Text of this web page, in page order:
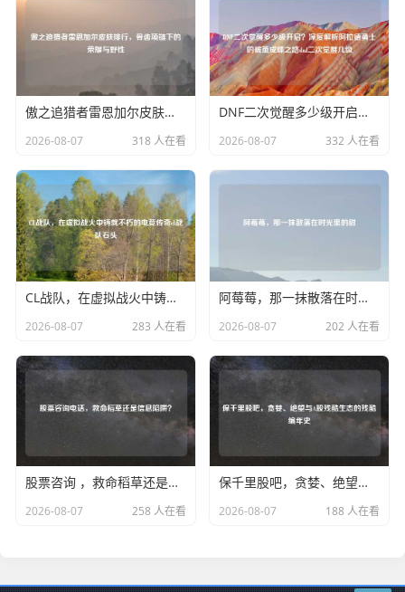
傲之追猎者雷恩加尔皮肤排行，骨齿项链下的荣耀与野性
2026-08-07 318 人在看
DNF二次觉醒多少级开启？深度解析阿拉德勇士的破茧成蝶之路dnf二次觉醒几级
2026-08-07 332 人在看
CL战队，在虚拟战火中铸就不朽的电竞传奇cl战队石头
2026-08-07 283 人在看
阿莓莓，那一抹散落在时光里的甜
2026-08-07 202 人在看
股票咨询 ，救命稻草还是信息陷阱？
2026-08-07 258 人在看
保千里股吧，贪婪、绝望与A股残酷生态的残酷编年史
2026-08-07 188 人在看